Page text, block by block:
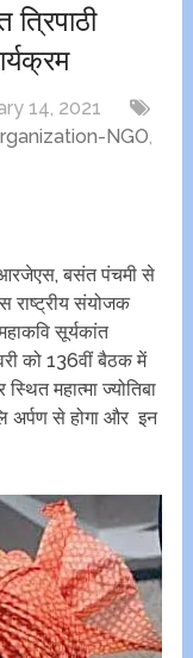
14, 2021
NGO,
आरजेएस, बसंत पंचमी से
संयोजक
सूर्यकांत
को 136वीं बैठक में
महात्मा ज्योतिबा
अर्पण से होगा और इन